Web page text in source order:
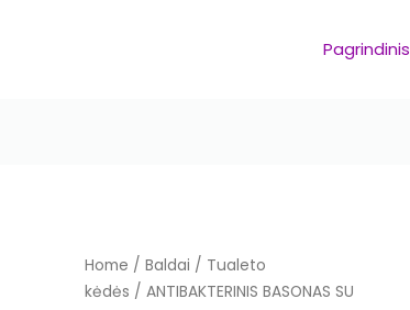
Pagrindinis
Home / Baldai / Tualeto
kėdės / ANTIBAKTERINIS BASONAS SU